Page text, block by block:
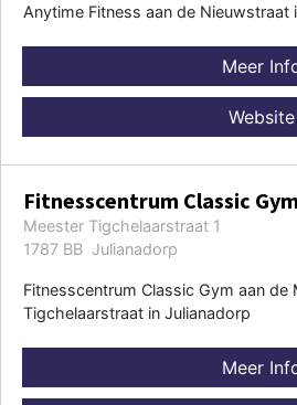
Anytime Fitness aan de Nieuwstraat
Meer
Website
Fitnesscentrum Classic Gym
Meester Tigchelaarstraat 1
1787 BB Julianadorp
Fitnesscentrum Classic Gym aan de
Tigchelaarstraat in Julianadorp
Meer